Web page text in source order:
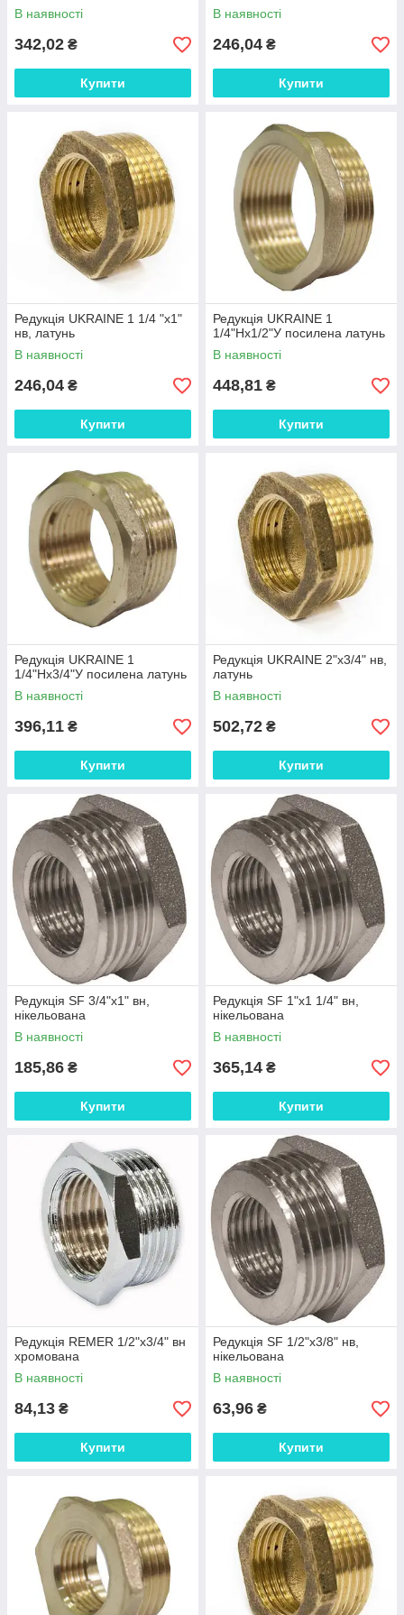
В наявності
342,02 ₴
Купити
В наявності
246,04 ₴
Купити
Редукція UKRAINE 1 1/4 "х1"
нв, латунь
В наявності
246,04 ₴
Купити
Редукція UKRAINE 1
1/4"Нх1/2"У посилена латунь
В наявності
448,81 ₴
Купити
Редукція UKRAINE 1
1/4"Нх3/4"У посилена латунь
В наявності
396,11 ₴
Купити
Редукція UKRAINE 2"х3/4" нв,
латунь
В наявності
502,72 ₴
Купити
Редукція SF 3/4"х1" вн,
нікельована
В наявності
185,86 ₴
Купити
Редукція SF 1"х1 1/4" вн,
нікельована
В наявності
365,14 ₴
Купити
Редукція REMER 1/2"х3/4" вн
хромована
В наявності
84,13 ₴
Купити
Редукція SF 1/2"х3/8" нв,
нікельована
В наявності
63,96 ₴
Купити